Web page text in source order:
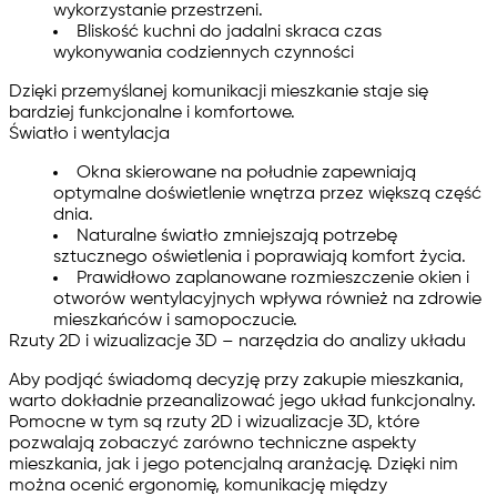
wykorzystanie przestrzeni.
Bliskość kuchni do jadalni skraca czas
wykonywania codziennych czynności
Dzięki przemyślanej komunikacji mieszkanie staje się
bardziej funkcjonalne i komfortowe.
Światło i wentylacja
Okna skierowane na południe zapewniają
optymalne doświetlenie wnętrza przez większą część
dnia.
Naturalne światło zmniejszają potrzebę
sztucznego oświetlenia i poprawiają komfort życia.
Prawidłowo zaplanowane rozmieszczenie okien i
otworów wentylacyjnych wpływa również na zdrowie
mieszkańców i samopoczucie.
Rzuty 2D i wizualizacje 3D – narzędzia do analizy układu
Aby podjąć świadomą decyzję przy zakupie mieszkania,
warto dokładnie przeanalizować jego układ funkcjonalny.
Pomocne w tym są rzuty 2D i wizualizacje 3D, które
pozwalają zobaczyć zarówno techniczne aspekty
mieszkania, jak i jego potencjalną aranżację. Dzięki nim
można ocenić ergonomię, komunikację między